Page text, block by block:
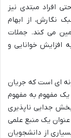
افراد مبتدی نیز
نگارش، از ابهام
می کند. جملات
افزایش خوانایی و
ای است که جریان
یک مفهوم به مفهوم
جدایی ناپذیری
یک منبع علمی
از دانشجویان